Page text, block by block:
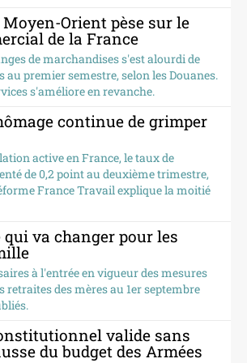
Orient pèse sur le
de la France
de marchandises s'est alourdi de
premier semestre, selon les Douanes.
s'améliore en revanche.
continue de grimper
active en France, le taux de
de 0,2 point au deuxième trimestre,
France Travail explique la moitié
qui va changer pour les
à l'entrée en vigueur des mesures
retraites des mères au 1er septembre
valide sans
du budget des Armées